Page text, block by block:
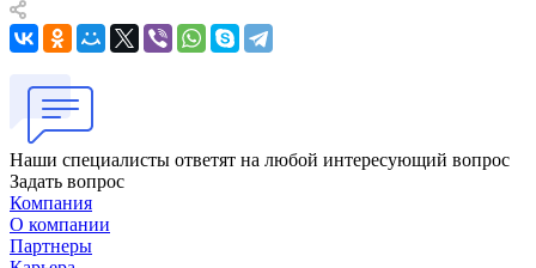
Наши специалисты ответят на любой интересующий вопрос
Задать вопрос
Компания
О компании
Партнеры